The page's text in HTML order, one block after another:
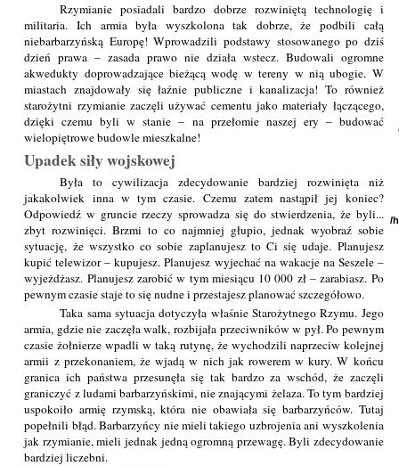
Rzymianie posiadali bardzo dobrze rozwiniętą technologię i
militaria. Ich armia była wyszkolona tak dobrze, że podbili całą
niebarbarzyńską Europę! Wprowadzili podstawy stosowanego po dziś
dzień prawa – zasada prawo nie działa wstecz. Budowali ogromne
akwedukty doprowadzające bieżącą wodę w tereny w nią ubogie. W
miastach znajdowały się łaźnie publiczne i kanalizacja! To również
starożytni rzymianie zaczęli używać cementu jako materiały łączącego,
dzięki czemu byli w stanie – na przełomie naszej ery – budować
wielopiętrowe budowle mieszkalne!
Upadek siły wojskowej
Była to cywilizacja zdecydowanie bardziej rozwinięta niż
jakakolwiek inna w tym czasie. Czemu zatem nastąpił jej koniec?
Odpowiedź w gruncie rzeczy sprowadza się do stwierdzenia, że byli...
zbyt rozwinięci. Brzmi to co najmniej głupio, jednak wyobraź sobie
sytuację, że wszystko co sobie zaplanujesz to Ci się udaje. Planujesz
kupić telewizor – kupujesz. Planujesz wyjechać na wakacje na Seszele –
wyjeżdżasz. Planujesz zarobić w tym miesiącu 10 000 zł – zarabiasz. Po
pewnym czasie staje to się nudne i przestajesz planować szczegółowo.
Taka sama sytuacja dotyczyła właśnie Starożytnego Rzymu. Jego
armia, gdzie nie zaczęła walk, rozbijała przeciwników w pył. Po pewnym
czasie żołnierze wpadli w taką rutynę, że wychodzili naprzeciw kolejnej
armii z przekonaniem, że wjadą w nich jak rowerem w kury. W końcu
granica ich państwa przesunęła się tak bardzo za wschód, że zaczęli
graniczyć z ludami barbarzyńskimi, nie znającymi żelaza. To tym bardziej
uspokoiło armię rzymską, która nie obawiała się barbarzyńców. Tutaj
popełnili błąd. Barbarzyńcy nie mieli takiego uzbrojenia ani wyszkolenia
jak rzymianie, mieli jednak jedną ogromną przewagę. Byli zdecydowanie
bardziej liczebni.
/